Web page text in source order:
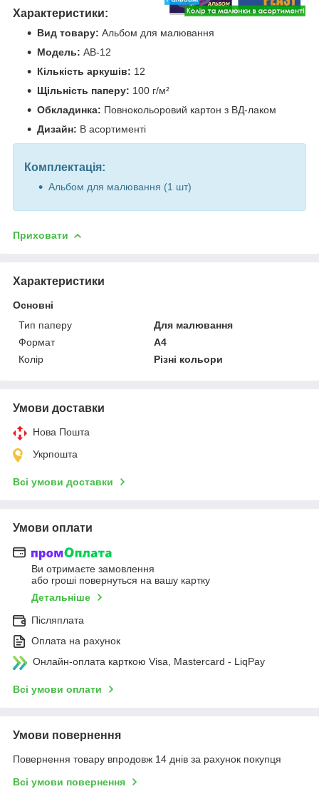
Характеристики:
Вид товару: Альбом для малювання
Модель: АВ-12
Кількість аркушів: 12
Щільність паперу: 100 г/м²
Обкладинка: Повнокольоровий картон з ВД-лаком
Дизайн: В асортименті
Комплектація:
Альбом для малювання (1 шт)
Приховати
Характеристики
Основні
Тип паперу
Для малювання
Формат
A4
Колір
Різні кольори
Умови доставки
Нова Пошта
Укрпошта
Всі умови доставки
Умови оплати
Ви отримаєте замовлення
або гроші повернуться на вашу картку
Детальніше
Післяплата
Оплата на рахунок
Онлайн-оплата карткою Visa, Mastercard - LiqPay
Всі умови оплати
Умови повернення
Повернення товару впродовж 14 днів за рахунок покупця
Всі умови повернення